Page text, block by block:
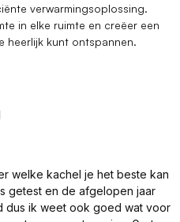
verwarmingsoplossing.
in elke ruimte en creëer een
heerlijk kunt ontspannen.
welke kachel je het beste kan
getest en de afgelopen jaar
ik weet ook goed wat voor